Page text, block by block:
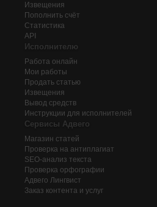
Извещения
Пополнить счёт
Статистика
API
Исполнителю
Работа онлайн
Мои работы
Продать статью
Извещения
Вывод средств
Инструкции для исполнителей
Сервисы Адвего
Магазин статей
Проверка на антиплагиат
SEO-анализ текста
Проверка орфографии
Адвего Лингвист
Заказ контента и услуг